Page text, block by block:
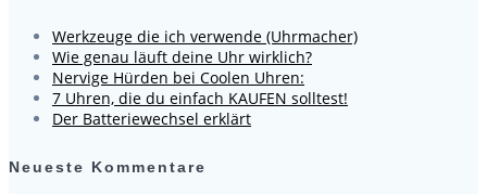
Werkzeuge die ich verwende (Uhrmacher)
Wie genau läuft deine Uhr wirklich?
Nervige Hürden bei Coolen Uhren:
7 Uhren, die du einfach KAUFEN solltest!
Der Batteriewechsel erklärt
Neueste Kommentare